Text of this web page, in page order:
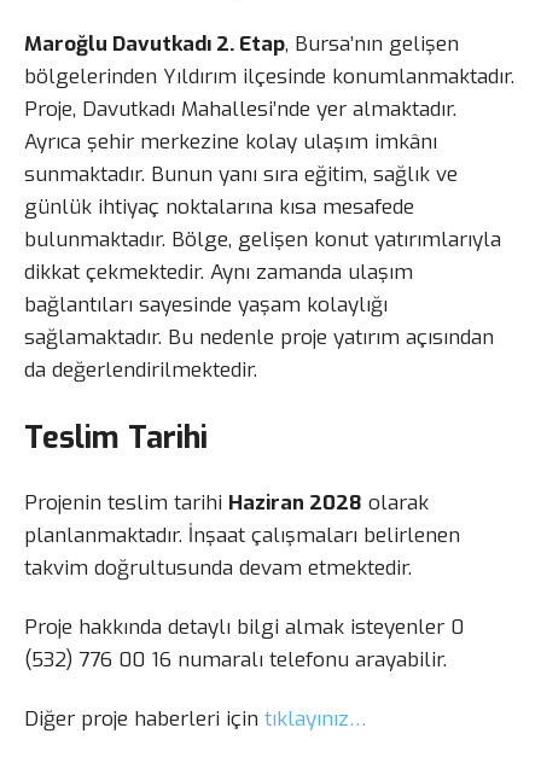
Maroğlu Davutkadı 2. Etap, Bursa’nın gelişen
bölgelerinden Yıldırım ilçesinde konumlanmaktadır.
Proje, Davutkadı Mahallesi’nde yer almaktadır.
Ayrıca şehir merkezine kolay ulaşım imkânı
sunmaktadır. Bunun yanı sıra eğitim, sağlık ve
günlük ihtiyaç noktalarına kısa mesafede
bulunmaktadır. Bölge, gelişen konut yatırımlarıyla
dikkat çekmektedir. Aynı zamanda ulaşım
bağlantıları sayesinde yaşam kolaylığı
sağlamaktadır. Bu nedenle proje yatırım açısından
da değerlendirilmektedir.
Teslim Tarihi
Projenin teslim tarihi Haziran 2028 olarak
planlanmaktadır. İnşaat çalışmaları belirlenen
takvim doğrultusunda devam etmektedir.
Proje hakkında detaylı bilgi almak isteyenler 0
(532) 776 00 16 numaralı telefonu arayabilir.
Diğer proje haberleri için tıklayınız…